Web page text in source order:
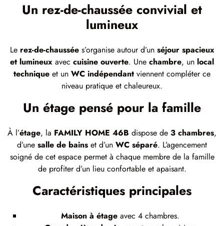
Un rez-de-chaussée convivial et
lumineux
Le rez-de-chaussées’organise autour d’un séjour spacieux
et lumineux avec cuisine ouverte. Une chambre, un local
technique et un WC indépendant viennent compléter ce
niveau pratique et chaleureux.
Un étage pensé pour la famille
À l’étage, la FAMILY HOME 46B dispose de 3 chambres,
d’une salle de bains et d’un WC séparé. L’agencement
soigné de cet espace permet à chaque membre de la famille
de profiter d’un lieu confortable et apaisant.
Caractéristiques principales
Maison à étageavec 4 chambres.